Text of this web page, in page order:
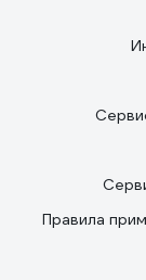
Правила